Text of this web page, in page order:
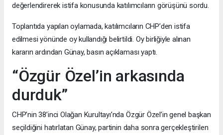
değerlendirerek istifa konusunda katılımcıların görüşünü sordu.
Toplantıda yapılan oylamada, katılımcıların CHP’den istifa
edilmesi yönünde oy kullandığı belirtildi. Oy birliğiyle alınan
kararın ardından Günay, basın açıklaması yaptı.
“Özgür Özel’in arkasında
durduk”
CHP’nin 38’inci Olağan Kurultayı’nda Özgür Özel’in genel başkan
seçildiğini hatırlatan Günay, partinin daha sonra gerçekleştirilen